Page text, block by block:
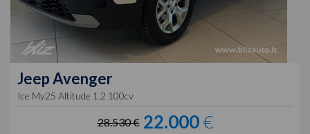
JeepAvenger
Ice My25 Altitude 1.2 100cv
28.530 € 22.000€